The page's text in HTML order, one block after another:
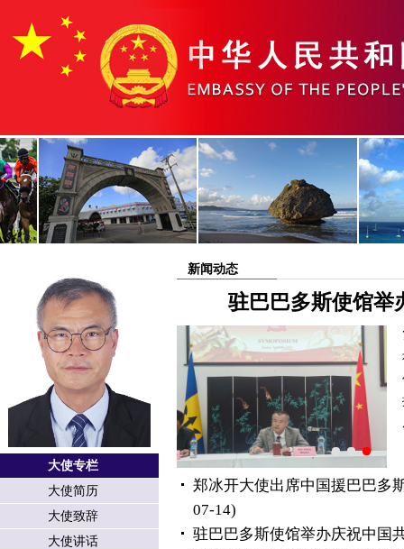
大使专栏
大使简历
大使致辞
大使讲话
新闻动态
驻巴巴多斯使馆举
郑冰开大使出席中国援巴巴多
07-14)
驻巴巴多斯使馆举办庆祝中国